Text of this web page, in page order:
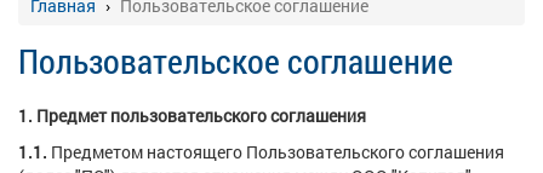
Главная Пользовательское соглашение
Пользовательское соглашение
1. Предмет пользовательского соглашения
1.1. Предметом настоящего Пользовательского соглашения